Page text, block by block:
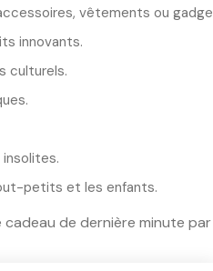
vêtements ou
innovants.
culturels.
petits et les enfants.
de dernière minute